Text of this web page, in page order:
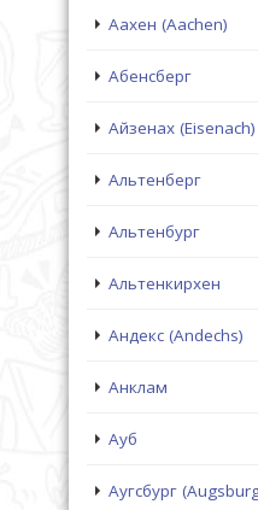
Аахен (Aachen)
Абенсберг
Айзенах (Eisenach)
Альтенберг
Альтенбург
Альтенкирхен
Андекс (Andechs)
Анклам
Ауб
Аугсбург